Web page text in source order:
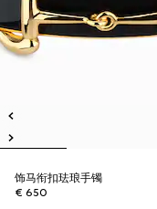
饰马衔扣珐琅手镯
€ 650